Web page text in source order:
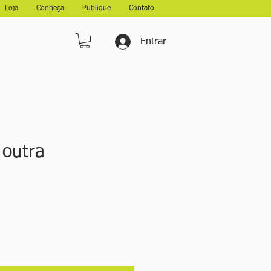
Entrar
Loja Conheça Publique Contato